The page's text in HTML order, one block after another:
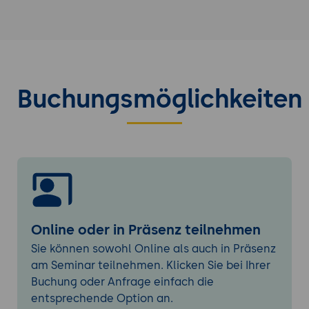
verschiedenen
Geschäftsanwendungen.
Vergleich mit ähnlichen
Automatisierungstools
Zapier vs. Integromat (Make):
Unterschiede in der
Benutzeroberfläche und Funktionalität.
Zapier bietet eine größere Anzahl an
integrierten Apps, während Integromat
Buchungsmöglichkeiten
Online oder in Präsenz teilnehmen
Sie können sowohl Online als auch in Präsenz
am Seminar teilnehmen. Klicken Sie bei Ihrer
Buchung oder Anfrage einfach die
entsprechende Option an.